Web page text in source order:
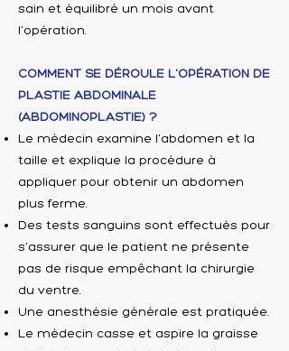
sain et équilibré un mois avant
l'opération.
COMMENT SE DÉROULE L'OPÉRATION DE
PLASTIE ABDOMINALE
(ABDOMINOPLASTIE) ?
Le médecin examine l'abdomen et la
taille et explique la procédure à
appliquer pour obtenir un abdomen
plus ferme.
Des tests sanguins sont effectués pour
s'assurer que le patient ne présente
pas de risque empêchant la chirurgie
du ventre.
Une anesthésie générale est pratiquée.
Le médecin casse et aspire la graisse